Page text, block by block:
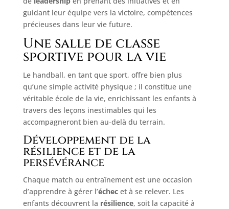
guidant leur équipe vers la victoire, compétences
précieuses dans leur vie future.
Une salle de classe
sportive pour la vie
Le handball, en tant que sport, offre bien plus
qu’une simple activité physique ; il constitue une
véritable école de la vie, enrichissant les enfants à
travers des leçons inestimables qui les
accompagneront bien au-delà du terrain.
Développement de la
résilience et de la
persévérance
Chaque match ou entraînement est une occasion
d’apprendre à gérer l’échecet à se relever. Les
enfants découvrent la résilience, soit la capacité à